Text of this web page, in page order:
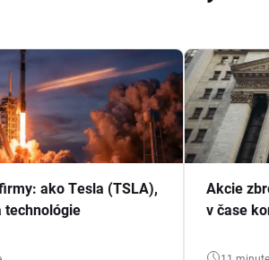
ako Tesla (TSLA),
technológie
Akcie
v čase